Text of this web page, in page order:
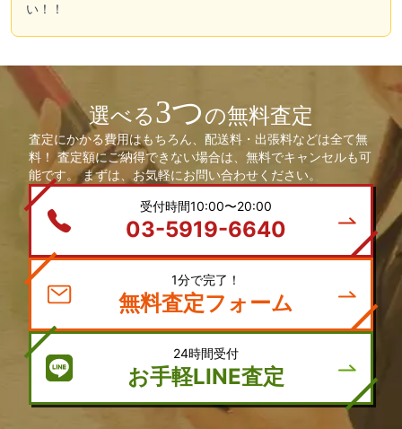
い！！
選べる3つの無料査定
査定にかかる費用はもちろん、配送料・出張料などは全て無
料！ 査定額にご納得できない場合は、無料でキャンセルも可
能です。 まずは、お気軽にお問い合わせください。
受付時間10:00〜20:00
03-5919-6640
1分で完了！
無料査定フォーム
24時間受付
お手軽LINE査定